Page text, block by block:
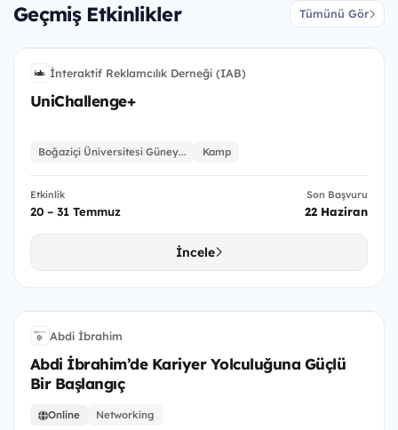
Geçmiş Etkinlikler Tümünü Gör
UİR İnteraktif Reklamcılık Derneği (IAB)
UniChallenge+
Boğaziçi Üniversitesi Güney... Kamp
Etkinlik
20 – 31 Temmuz
Son Başvuru
22 Haziran
İncele
AİK
Aİ Abdi İbrahim
Abdi İbrahim’de Kariyer Yolculuğuna Güçlü
Bir Başlangıç
Online Networking